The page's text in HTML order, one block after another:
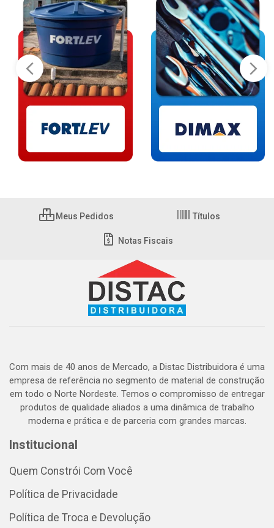
Meus Pedidos Títulos
Notas Fiscais
Com mais de 40 anos de Mercado, a Distac Distribuidora é uma
empresa de referência no segmento de material de construção
em todo o Norte Nordeste. Temos o compromisso de entregar
produtos de qualidade aliados a uma dinâmica de trabalho
moderna e prática e de parceria com grandes marcas.
Institucional
Quem Constrói Com Você
Política de Privacidade
Política de Troca e Devolução